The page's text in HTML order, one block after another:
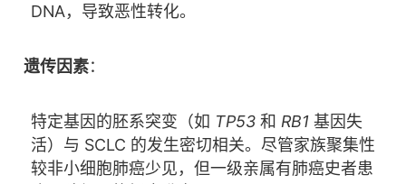
DNA，导致恶性转化。
遗传因素：
特定基因的胚系突变（如 TP53和 RB1基因失
活）与 SCLC 的发生密切相关。尽管家族聚集性
较非小细胞肺癌少见，但一级亲属有肺癌史者患